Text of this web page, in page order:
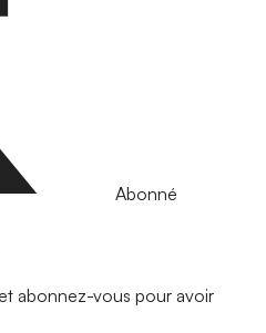
Abonné
abonnez-vous pour avoir